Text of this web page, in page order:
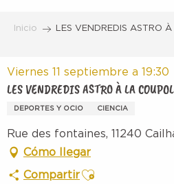
Inicio LES VENDREDIS ASTRO
Viernes 11 septiembre a 19:30
LES VENDREDIS ASTRO À LA
DEPORTES Y OCIO CIENCIA
Rue des fontaines, 11240
Cómo llegar
CompartirAjouter aux